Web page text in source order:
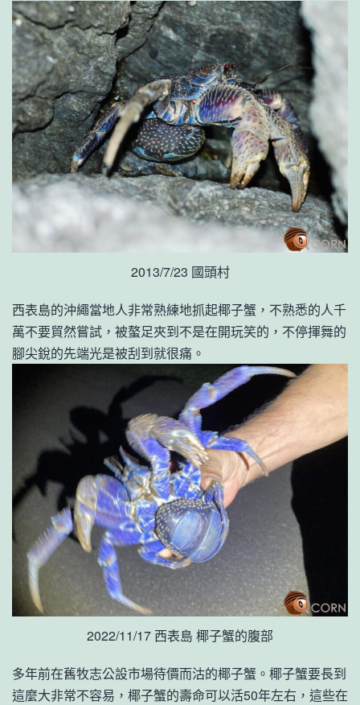
2013/7/23 國頭村
西表島的沖繩當地人非常熟練地抓起椰子蟹，不熟悉的人千
萬不要貿然嘗試，被螯足夾到不是在開玩笑的，不停揮舞的
腳尖銳的先端光是被刮到就很痛。
2022/11/17 西表島 椰子蟹的腹部
多年前在舊牧志公設市場待價而沽的椰子蟹。椰子蟹要長到
這麼大非常不容易，椰子蟹的壽命可以活50年左右，這些在